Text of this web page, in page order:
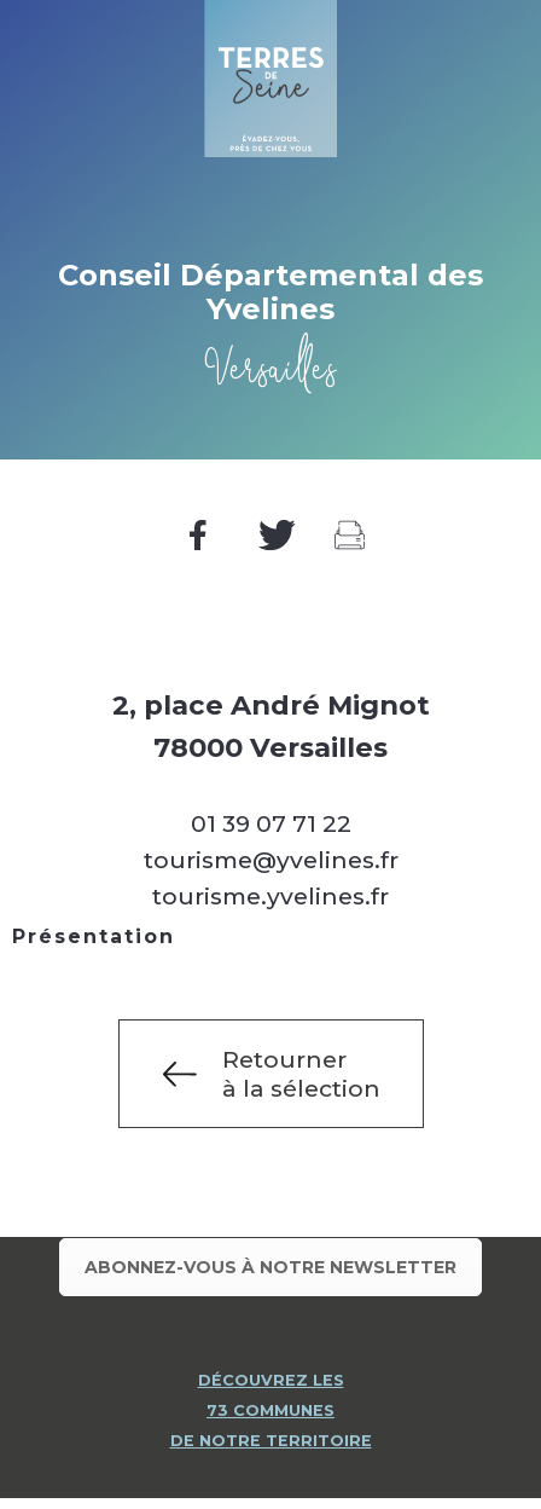
Conseil Départemental des
Yvelines
Versailles
2, place André Mignot
78000 Versailles
01 39 07 71 22
tourisme@yvelines.fr
tourisme.yvelines.fr
Présentation
Retourner
à la sélection
ABONNEZ-VOUS À NOTRE NEWSLETTER
DÉCOUVREZ LES
73 COMMUNES
DE NOTRE TERRITOIRE